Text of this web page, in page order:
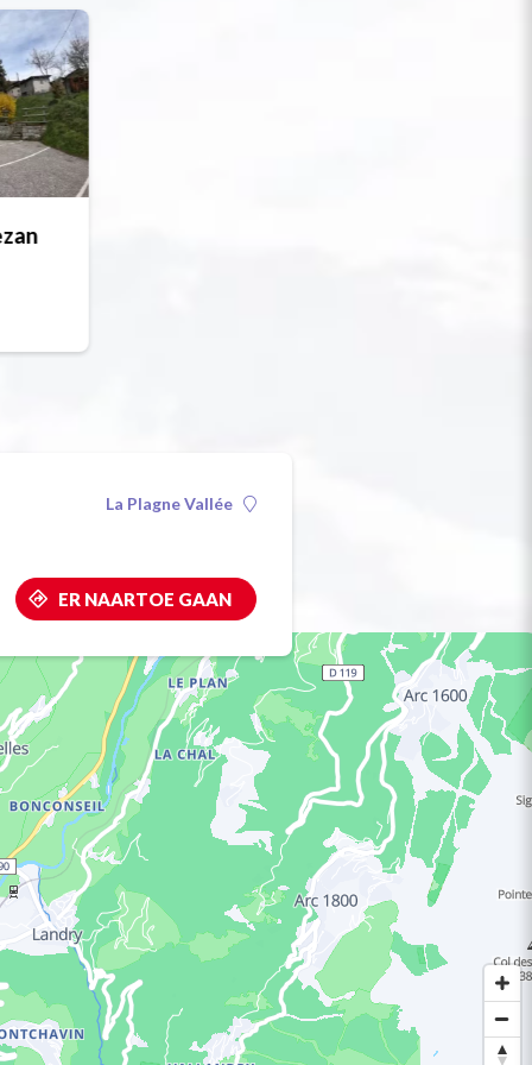
La Plagne Vallée
ER NAARTOE GAAN